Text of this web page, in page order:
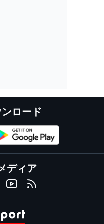
ロード
ディア